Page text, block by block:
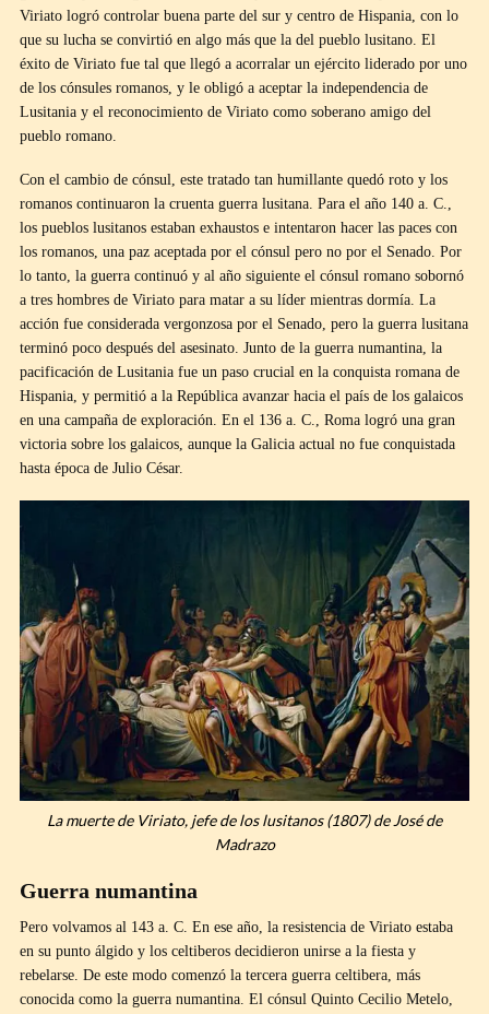
Viriato logró controlar buena parte del sur y centro de Hispania, con lo
que su lucha se convirtió en algo más que la del pueblo lusitano. El
éxito de Viriato fue tal que llegó a acorralar un ejército liderado por uno
de los cónsules romanos, y le obligó a aceptar la independencia de
Lusitania y el reconocimiento de Viriato como soberano amigo del
pueblo romano.
Con el cambio de cónsul, este tratado tan humillante quedó roto y los
romanos continuaron la cruenta guerra lusitana. Para el año 140 a. C.,
los pueblos lusitanos estaban exhaustos e intentaron hacer las paces con
los romanos, una paz aceptada por el cónsul pero no por el Senado. Por
lo tanto, la guerra continuó y al año siguiente el cónsul romano sobornó
a tres hombres de Viriato para matar a su líder mientras dormía. La
acción fue considerada vergonzosa por el Senado, pero la guerra lusitana
terminó poco después del asesinato. Junto de la guerra numantina, la
pacificación de Lusitania fue un paso crucial en la conquista romana de
Hispania, y permitió a la República avanzar hacia el país de los galaicos
en una campaña de exploración. En el 136 a. C., Roma logró una gran
victoria sobre los galaicos, aunque la Galicia actual no fue conquistada
hasta época de Julio César.
La muerte de Viriato, jefe de los lusitanos (1807) de José de
Madrazo
Guerra numantina
Pero volvamos al 143 a. C. En ese año, la resistencia de Viriato estaba
en su punto álgido y los celtiberos decidieron unirse a la fiesta y
rebelarse. De este modo comenzó la tercera guerra celtibera, más
conocida como la guerra numantina. El cónsul Quinto Cecilio Metelo,